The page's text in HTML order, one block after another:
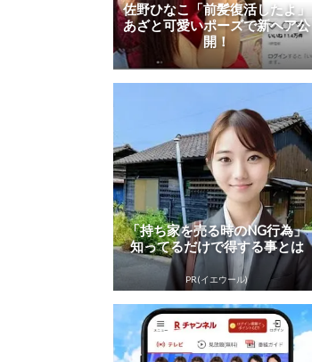
佐野ひなこ「前髪復活したよ」
あざと可愛いポーズで新ヘア公
開！
「持ち家を売る時のNG行為」
知ってるだけで得する事とは
PR(イエウール)